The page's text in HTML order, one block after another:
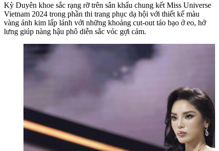
Kỳ Duyên khoe sắc rạng rỡ trên sân khấu chung kết Miss Universe
Vietnam 2024 trong phần thi trang phục dạ hội với thiết kế màu
vàng ánh kim lấp lánh với những khoảng cut-out táo bạo ở eo, hở
lưng giúp nàng hậu phô diễn sắc vóc gợi cảm.